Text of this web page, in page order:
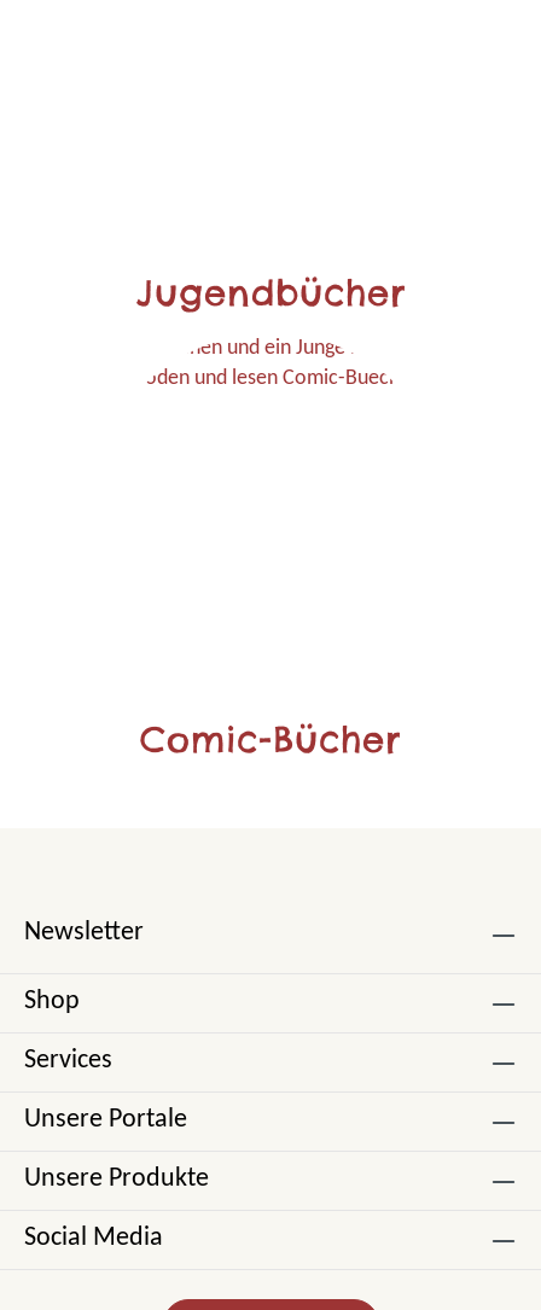
Jugendbücher
Comic-Bücher
Newsletter
Shop
Services
Unsere Portale
Unsere Produkte
Social Media